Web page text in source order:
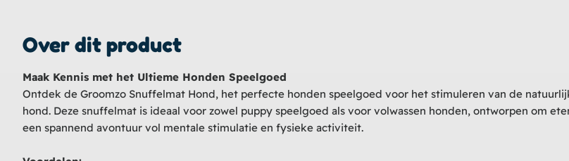
Over dit product
Maak Kennis met het Ultieme Honden Speelgoed
Ontdek de Groomzo Snuffelmat Hond, het perfecte honden speelgoed voor het stimuleren van de
hond. Deze snuffelmat is ideaal voor zowel puppy speelgoed als voor volwassen honden, ontworpen om
een spannend avontuur vol mentale stimulatie en fysieke activiteit.